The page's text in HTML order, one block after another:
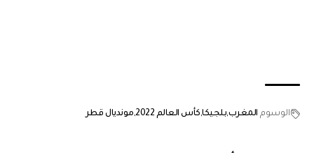
الوسوم المغرببلجيكا كأس العالم 2022 مونديال قطر